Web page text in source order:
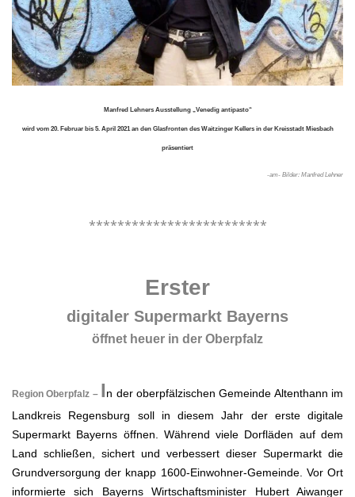
Manfred Lehners Ausstellung „Venedig antipasto“
wird vom 20. Februar bis 5. April 2021 an den Glasfronten des Waitzinger Kellers in der Kreisstadt Miesbach
präsentiert
-am- Bilder: Manfred Lehner
*************************
Erster
digitaler Supermarkt Bayerns
öffnet heuer in der Oberpfalz
Region Oberpfalz – In der oberpfälzischen Gemeinde Altenthann im
Landkreis Regensburg soll in diesem Jahr der erste digitale
Supermarkt Bayerns öffnen. Während viele Dorfläden auf dem
Land schließen, sichert und verbessert dieser Supermarkt die
Grundversorgung der knapp 1600-Einwohner-Gemeinde. Vor Ort
informierte sich Bayerns Wirtschaftsminister Hubert Aiwanger